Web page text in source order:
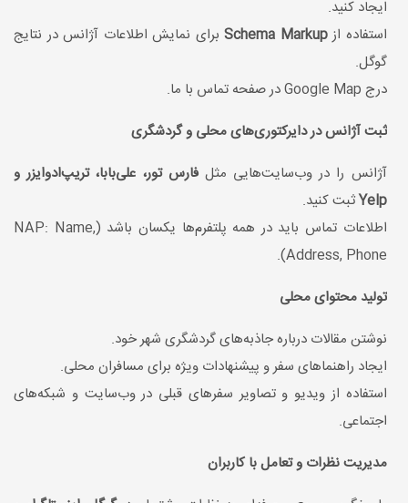
ایجاد کنید.
استفاده ازSchema Markupبرای نمایش اطلاعات آژانس در نتایج
گوگل.
درج Google Map در صفحه تماس با ما.
ثبت آژانس در دایرکتوری‌های محلی و گردشگری
آژانس را در وب‌سایت‌هایی مثلفارس تور، علی‌بابا، تریپ‌ادوایزر و
Yelpثبت کنید.
اطلاعات تماس باید در همه پلتفرم‌ها یکسان باشد (NAP: Name,
Address, Phone).
تولید محتوای محلی
نوشتن مقالات درباره جاذبه‌های گردشگری شهر خود.
ایجاد راهنماهای سفر و پیشنهادات ویژه برای مسافران محلی.
استفاده از ویدیو و تصاویر سفرهای قبلی در وب‌سایت و شبکه‌های
اجتماعی.
مدیریت نظرات و تعامل با کاربران